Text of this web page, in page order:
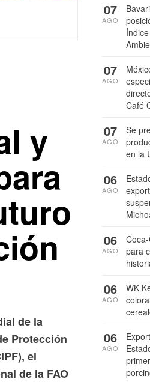
y
de la
Protección
el
de la FAO
07
AGO
Café
07
AGO
Se
en la
07
AGO
06
AGO
para
06
AGO
WK
06
AGO
06
AGO